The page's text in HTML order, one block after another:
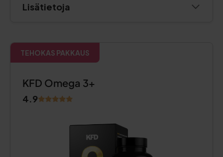
Lisätietoja
TEHOKAS PAKKAUS
KFD Omega 3+
4.9